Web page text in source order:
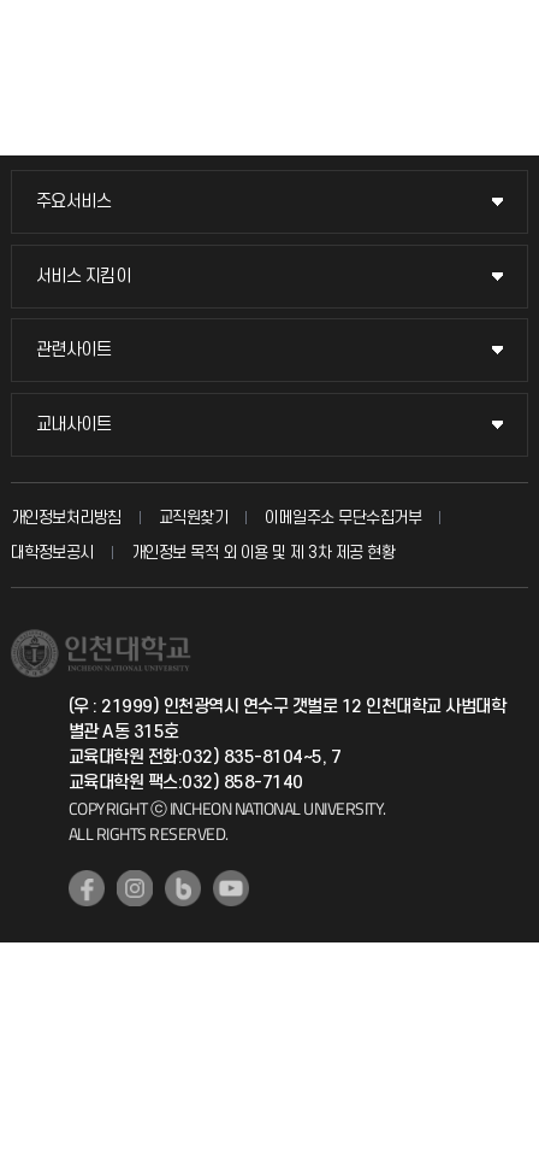
주요서비스
주요서비스
교무회의방송
입학안내
취업정보(학생)
서비스 지킴이
서비스 지킴이
묻고 답하기
칭찬마당
학생서비스 지킴이
관련사이트
관련사이트
국방헬프콜
총동문회
교내사이트
교내사이트
교수회
교육혁신본부
국제지원과
공자아카데미
기초교육원
개인정보처리방침 교직원찾기
이메일주소 무단수집거부
대학정보공시
개인정보 목적 외 이용 및 제 3차 제공 현황
(우 : 21999) 인천광역시 연수구 갯벌로 12 인천대학교 사범대학
별관 A동 315호
교육대학원 전화:032) 835-8104~5, 7
교육대학원 팩스:032) 858-7140
COPYRIGHT ⓒ INCHEON NATIONAL UNIVERSITY.
ALL RIGHTS RESERVED.